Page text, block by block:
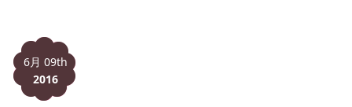
6月 09th
2016